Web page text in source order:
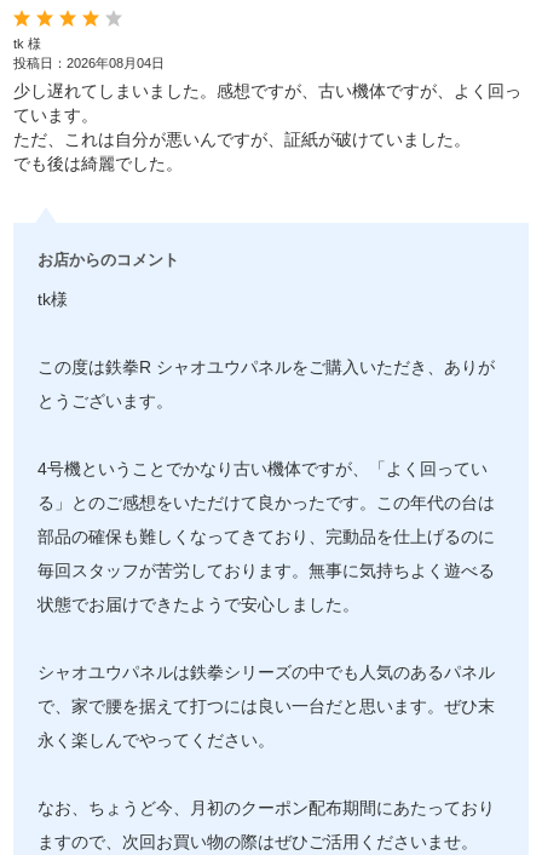
tk 様
投稿日：2026年08月04日
少し遅れてしまいました。感想ですが、古い機体ですが、よく回っ
ています。
ただ、これは自分が悪いんですが、証紙が破けていました。
でも後は綺麗でした。
お店からのコメント
tk様
この度は鉄拳R シャオユウパネルをご購入いただき、ありが
とうございます。
4号機ということでかなり古い機体ですが、「よく回ってい
る」とのご感想をいただけて良かったです。この年代の台は
部品の確保も難しくなってきており、完動品を仕上げるのに
毎回スタッフが苦労しております。無事に気持ちよく遊べる
状態でお届けできたようで安心しました。
シャオユウパネルは鉄拳シリーズの中でも人気のあるパネル
で、家で腰を据えて打つには良い一台だと思います。ぜひ末
永く楽しんでやってください。
なお、ちょうど今、月初のクーポン配布期間にあたっており
ますので、次回お買い物の際はぜひご活用くださいませ。